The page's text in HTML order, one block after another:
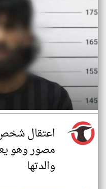
اعتقال
مصور وهو
والدتها